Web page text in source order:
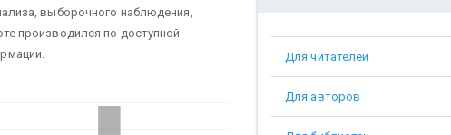
выборочного наблюдения,
производился по доступной
Для читателей
Для авторов